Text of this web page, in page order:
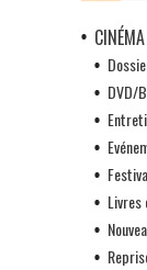
CINÉMA
DVD/
Livres